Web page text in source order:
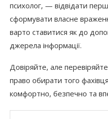
психолог, — відвідати
сформувати власне
варто ставитися як до
джерела інформації.
Довіряйте, але
право обирати того
комфортно, безпечно та